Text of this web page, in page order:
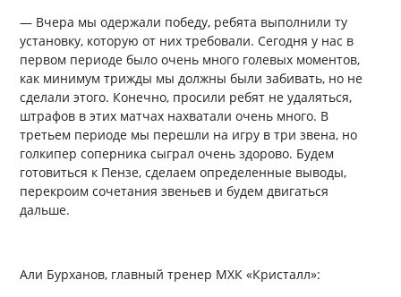
— Вчера мы одержали победу, ребята выполнили ту
установку, которую от них требовали. Сегодня у нас в
первом периоде было очень много голевых моментов,
как минимум трижды мы должны были забивать, но не
сделали этого. Конечно, просили ребят не удаляться,
штрафов в этих матчах нахватали очень много. В
третьем периоде мы перешли на игру в три звена, но
голкипер соперника сыграл очень здорово. Будем
готовиться к Пензе, сделаем определенные выводы,
перекроим сочетания звеньев и будем двигаться
дальше.
Али Бурханов, главный тренер МХК «Кристалл»: